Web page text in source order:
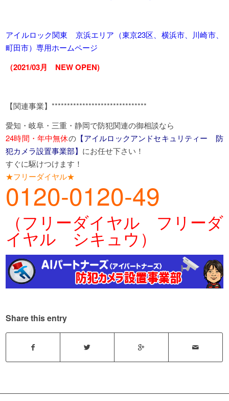
アイルロック関東 京浜エリア（東京23区、横浜市、川崎市、
町田市）専用ホームページ
（2021/03月 NEW OPEN)
【関連事業】*******************************
愛知・岐阜・三重・静岡で防犯関連の御相談なら
24時間・年中無休の【アイルロックアンドセキュリティー 防
犯カメラ設置事業部】 にお任せ下さい！
すぐに駆けつけます！
★フリーダイヤル★
0120-0120-49
（フリーダイヤル フリーダ
イヤル シキュウ）
Share this entry